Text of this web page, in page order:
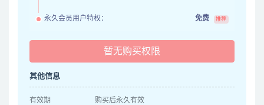
永久会员用户特权： 免费 推荐
暂无购买权限
其他信息
有效期 购买后永久有效